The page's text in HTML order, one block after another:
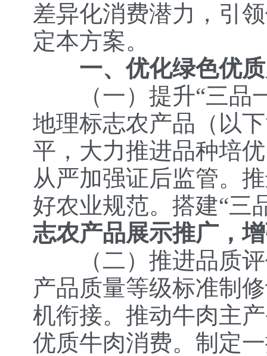
差异化消费潜力，引
定本方案。
一、优化绿色优
（一）提升“三品
地理标志农产品（以
平，大力推进品种培
从严加强证后监管。
好农业规范。 搭建“三
志农产品展示推广，
（二）推进品质
产品质量等级标准制
机衔接。推动牛肉主
优质牛肉消费。制定